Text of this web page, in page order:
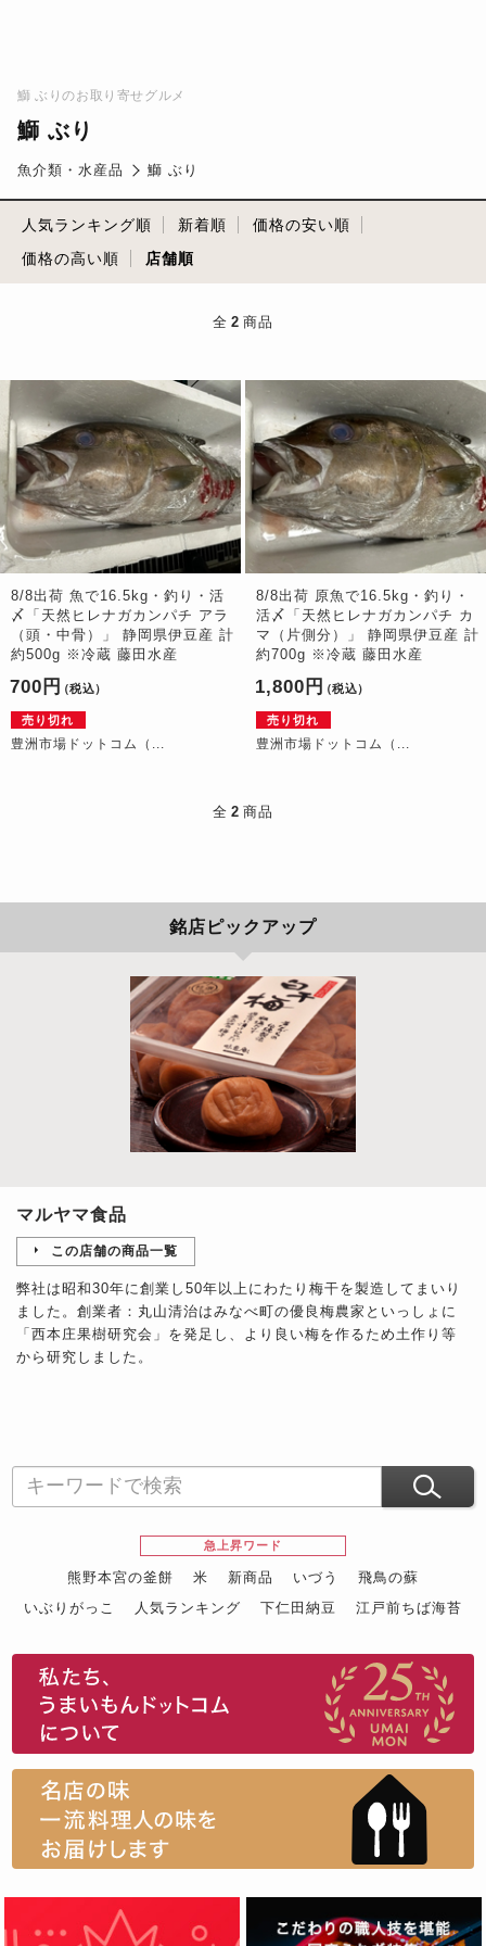
鰤 ぶりのお取り寄せグルメ
鰤 ぶり
魚介類・水産品 鰤 ぶり
人気ランキング順 新着順
価格の安い順
価格の高い順
店舗順
全 2 商品
8/8出荷 魚で16.5kg・釣り・活
〆「天然ヒレナガカンパチ アラ
（頭・中骨）」 静岡県伊豆産 計
約500g ※冷蔵 藤田水産
700円 （税込）
売り切れ
豊洲市場ドットコム（...
8/8出荷 原魚で16.5kg・釣り・
活〆「天然ヒレナガカンパチ カ
マ（片側分）」 静岡県伊豆産 計
約700g ※冷蔵 藤田水産
1,800円 （税込）
売り切れ
豊洲市場ドットコム（...
全 2 商品
銘店ピックアップ
マルヤマ食品
この店舗の商品一覧
弊社は昭和30年に創業し50年以上にわたり梅干を製造してまいり
ました。創業者：丸山清治はみなべ町の優良梅農家といっしょに
「西本庄果樹研究会」を発足し、より良い梅を作るため土作り等
から研究しました。
急上昇ワード
熊野本宮の釜餅 米 新商品 いづう
飛鳥の蘇
いぶりがっこ
人気ランキング 下仁田納豆
江戸前ちば海苔